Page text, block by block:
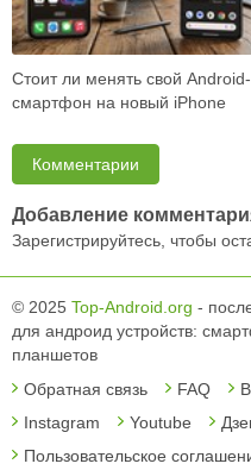
Стоит ли менять свой Android-
смартфон на новый iPhone
возможност…
Комментарии
Добавление
Зарегистрируйтесь, чтобы
© 2025 Top-Android.org -
для андроид устройств:
планшетов
Обратная связь
FAQ
Instagram
Youtube
Пользовательское